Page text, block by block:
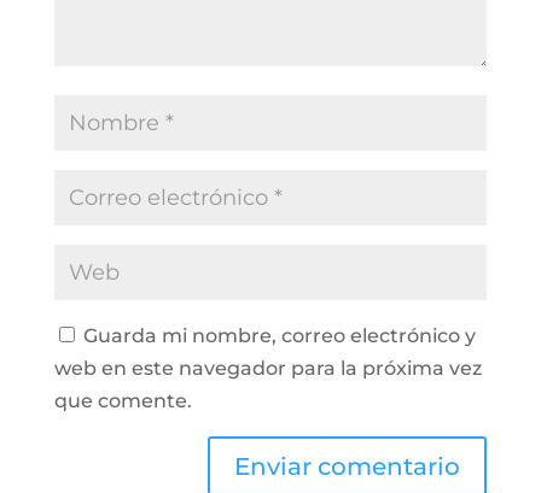
Guarda mi nombre, correo electrónico y
web en este navegador para la próxima vez
que comente.